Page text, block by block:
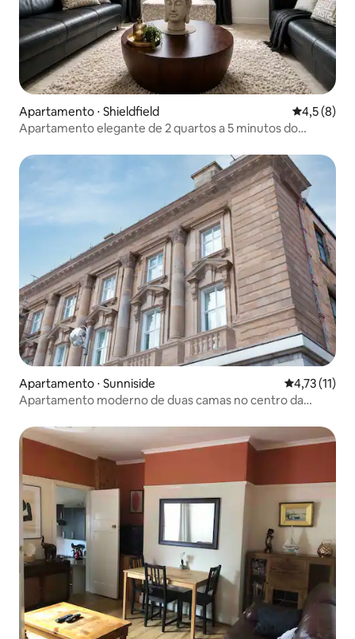
Apartamento ⋅ Shieldfield 4,5 de
4,5 (8)
Apartamento elegante de 2 quartos a 5 minutos do
Apartamento ⋅ Sunniside 4,73 de uma
4,73 (11)
Apartamento moderno de duas camas no centro da